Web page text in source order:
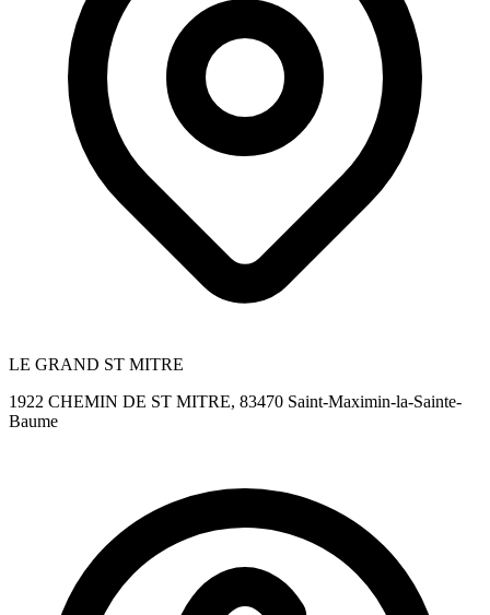
LE GRAND ST MITRE
1922 CHEMIN DE ST MITRE, 83470 Saint-Maximin-la-Sainte-
Baume